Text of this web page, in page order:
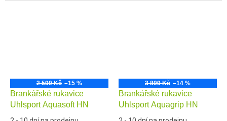
2 599 Kč –15 %
Brankářské rukavice
Uhlsport Aquasoft HN
3 899 Kč –14 %
Brankářské rukavice
Uhlsport Aquagrip HN